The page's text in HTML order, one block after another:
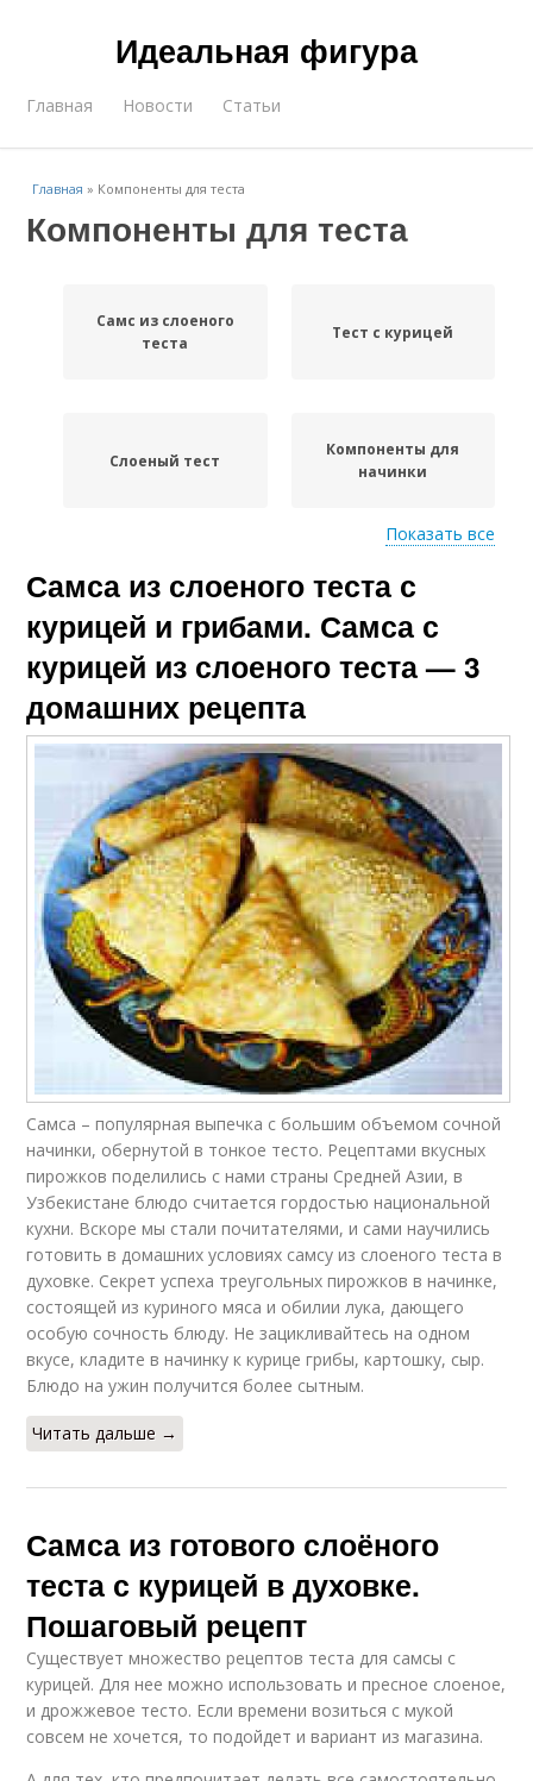
Идеальная фигура
Главная Новости Статьи
Главная » Компоненты для теста
Компоненты для теста
Самс из слоеного
теста
Тест с курицей
Слоеный тест
Компоненты для
начинки
Ингредиенты для
теста
Сыр из зеленого теста
Тест с картошкой
Картошка из слоеного
Картошка из
дрожжевого теста
Самс на кефирном
тесте
Самс из песочного
теста
Показать все
Самса из слоеного теста с
курицей и грибами. Самса с
курицей из слоеного теста — 3
домашних рецепта
Самса – популярная выпечка с большим объемом сочной
начинки, обернутой в тонкое тесто. Рецептами вкусных
пирожков поделились с нами страны Средней Азии, в
Узбекистане блюдо считается гордостью национальной
кухни. Вскоре мы стали почитателями, и сами научились
готовить в домашних условиях самсу из слоеного теста в
духовке. Секрет успеха треугольных пирожков в начинке,
состоящей из куриного мяса и обилии лука, дающего
особую сочность блюду. Не зацикливайтесь на одном
вкусе, кладите в начинку к курице грибы, картошку, сыр.
Блюдо на ужин получится более сытным.
Читать дальше →
Самса из готового слоёного
теста с курицей в духовке.
Пошаговый рецепт
Существует множество рецептов теста для самсы с
курицей. Для нее можно использовать и пресное слоеное,
и дрожжевое тесто. Если времени возиться с мукой
совсем не хочется, то подойдет и вариант из магазина.